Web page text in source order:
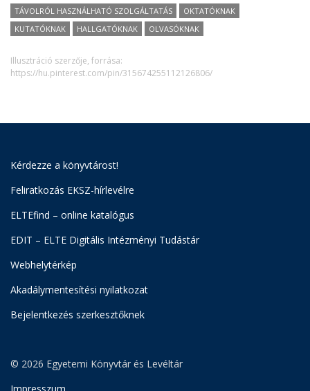
TÁVOLRÓL HASZNÁLHATÓ SZOLGÁLTATÁS
OKTATÓKNAK
KUTATÓKNAK
HALLGATÓKNAK OLVASÓKNAK
Illusztráció szerzője, forrása:
https://hu.pinterest.com/pin/315674255112126806/
Kérdezze a könyvtárost!
Feliratkozás EKSZ-hírlevélre
ELTEfind – online katalógus
EDIT – ELTE Digitális Intézményi Tudástár
Webhelytérkép
Akadálymentesítési nyilatkozat
Bejelentkezés szerkesztőknek
© 2026 Egyetemi Könyvtár és Levéltár